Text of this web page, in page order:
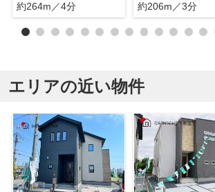
約264m／4分
約206m／3分
エリアの近い物件